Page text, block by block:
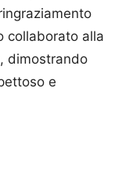
collaborato alla
dimostrando
e